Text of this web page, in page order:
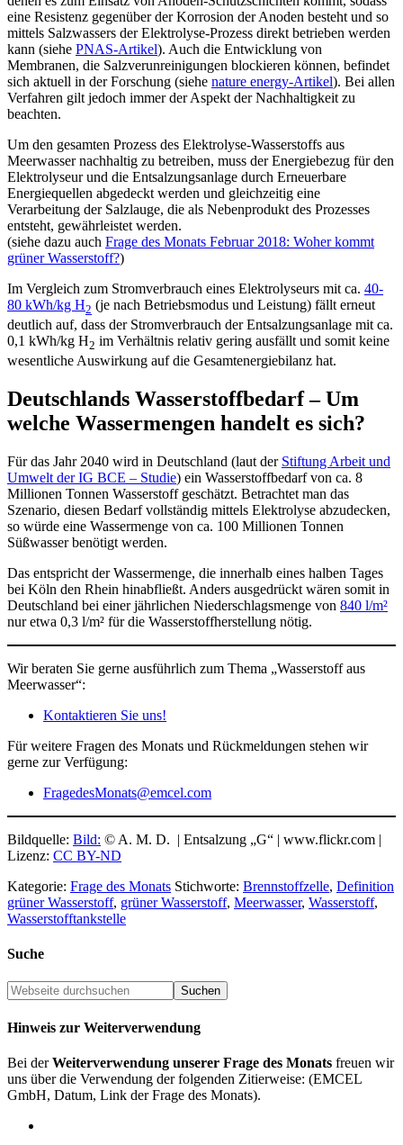
eine Resistenz gegenüber der Korrosion der Anoden besteht und so
mittels Salzwassers der Elektrolyse-Prozess direkt betrieben werden
kann (siehe PNAS-Artikel). Auch die Entwicklung von
Membranen, die Salzverunreinigungen blockieren können, befindet
sich aktuell in der Forschung (siehe nature energy-Artikel). Bei allen
Verfahren gilt jedoch immer der Aspekt der Nachhaltigkeit zu
beachten.
Um den gesamten Prozess des Elektrolyse-Wasserstoffs aus
Meerwasser nachhaltig zu betreiben, muss der Energiebezug für den
Elektrolyseur und die Entsalzungsanlage durch Erneuerbare
Energiequellen abgedeckt werden und gleichzeitig eine
Verarbeitung der Salzlauge, die als Nebenprodukt des Prozesses
entsteht, gewährleistet werden.
(siehe dazu auch Frage des Monats Februar 2018: Woher kommt
grüner Wasserstoff?)
Im Vergleich zum Stromverbrauch eines Elektrolyseurs mit ca. 40-
80 kWh/kg H2 (je nach Betriebsmodus und Leistung) fällt erneut
deutlich auf, dass der Stromverbrauch der Entsalzungsanlage mit ca.
0,1 kWh/kg H2 im Verhältnis relativ gering ausfällt und somit keine
wesentliche Auswirkung auf die Gesamtenergiebilanz hat.
Deutschlands Wasserstoffbedarf – Um
welche Wassermengen handelt es sich?
Für das Jahr 2040 wird in Deutschland (laut der Stiftung Arbeit und
Umwelt der IG BCE – Studie) ein Wasserstoffbedarf von ca. 8
Millionen Tonnen Wasserstoff geschätzt. Betrachtet man das
Szenario, diesen Bedarf vollständig mittels Elektrolyse abzudecken,
so würde eine Wassermenge von ca. 100 Millionen Tonnen
Süßwasser benötigt werden.
Das entspricht der Wassermenge, die innerhalb eines halben Tages
bei Köln den Rhein hinabfließt. Anders ausgedrückt wären somit in
Deutschland bei einer jährlichen Niederschlagsmenge von 840 l/m²
nur etwa 0,3 l/m² für die Wasserstoffherstellung nötig.
Wir beraten Sie gerne ausführlich zum Thema „Wasserstoff aus
Meerwasser“:
Kontaktieren Sie uns!
Für weitere Fragen des Monats und Rückmeldungen stehen wir
gerne zur Verfügung:
FragedesMonats@emcel.com
Bildquelle: Bild: © A. M. D. | Entsalzung „G“ | www.flickr.com |
Lizenz: CC BY-ND
Kategorie: Frage des Monats Stichworte: Brennstoffzelle, Definition
grüner Wasserstoff, grüner Wasserstoff, Meerwasser, Wasserstoff,
Wasserstofftankstelle
Suche
Hinweis zur Weiterverwendung
Bei derWeiterverwendung unserer Frage des Monats freuen wir
uns über die Verwendung der folgenden Zitierweise: (EMCEL
GmbH, Datum, Link der Frage des Monats).